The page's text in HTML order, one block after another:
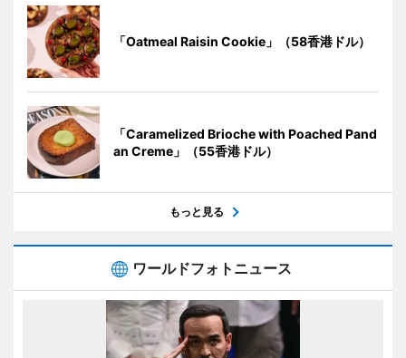
「Oatmeal Raisin Cookie」（58香港ドル）
「Caramelized Brioche with Poached Pand
an Creme」（55香港ドル）
もっと見る
ワールドフォトニュース